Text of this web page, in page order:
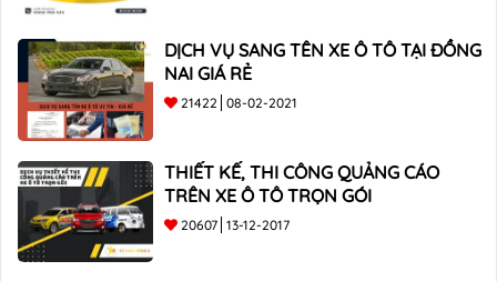
DỊCH VỤ SANG TÊN XE Ô TÔ TẠI ĐỒNG
NAI GIÁ RẺ
21422 08-02-2021
THIẾT KẾ, THI CÔNG QUẢNG CÁO
TRÊN XE Ô TÔ TRỌN GÓI
20607 13-12-2017